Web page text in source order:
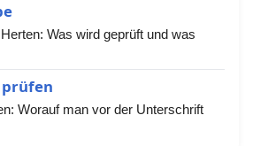
Was wird geprüft und was
Worauf man vor der Unterschrift